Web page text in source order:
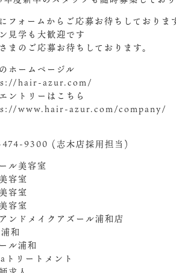
フォームからご応募お待ちしておりま
見学も大歓迎です
まのご応募お待ちしております。
ホームページル
hair-azur.com/
ントリーはこちら
www.hair-azur.com/company/
9300 (志木店採用担当)
ル美容室
容室
容室
容室
ンドメイクアズール浦和店
和
ル浦和
トリートメント